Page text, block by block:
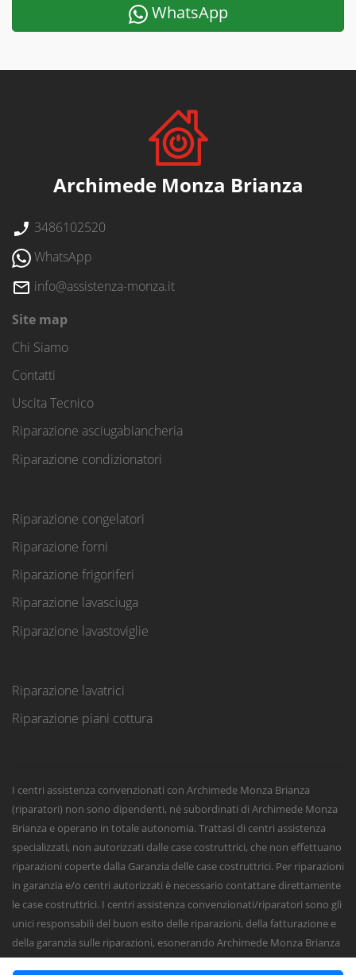
WhatsApp
Archimede Monza Brianza
3486102520
WhatsApp
info@assistenza-monza.it
Site map
Chi Siamo
Contatti
Uscita Tecnico
Riparazione asciugabiancheria
Riparazione condizionatori
Riparazione congelatori
Riparazione forni
Riparazione frigoriferi
Riparazione lavasciuga
Riparazione lavastoviglie
Riparazione lavatrici
Riparazione piani cottura
I centri assistenza convenzionati con Archimede Monza Brianza
(riparatori) non sono dipendenti, né subordinati di Archimede Monza
Brianza e operano in totale autonomia. Trattasi di centri assistenza
specializzati, non autorizzati dalle case costruttrici, che non effettuano
riparazioni coperte dalla Garanzia delle case costruttrici. Per riparazioni
in garanzia e/o centri autorizzati è necessario contattare direttamente
le case costruttrici. I centri assistenza convenzionati/riparatori sono gli
unici responsabili del buon esito delle riparazioni, della fatturazione e
della garanzia sulle riparazioni, esonerando Archimede Monza Brianza
da qualsiasi responsabilità civile, penale o fiscale sugli interventi e sulle